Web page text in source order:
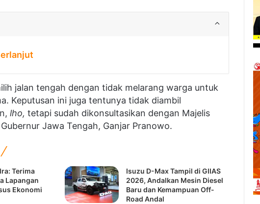
jalan tengah dengan tidak melarang warga untuk
Keputusan ini juga tentunya tidak diambil
lho, tetapi sudah dikonsultasikan dengan Majelis
Jawa Tengah, Ganjar Pranowo.
Terima
Lapangan
Ekonomi
Isuzu D-Max Tampil di GIIAS
2026, Andalkan Mesin Diesel
Baru dan Kemampuan Off-
Road Andal